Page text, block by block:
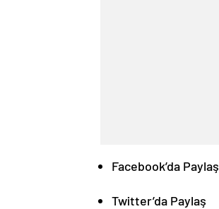
Facebook’da Paylaş
Twitter’da Paylaş